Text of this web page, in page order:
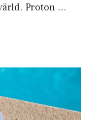
Proton …